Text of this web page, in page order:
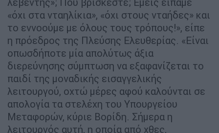
«όχι στα νταηλίκια», «όχι στους νταήδες» και
το εννοούμε με όλους τους τρόπους!», είπε
η πρόεδρος της Πλεύσης Ελευθερίας. «Είναι
οπωσδήποτε μία απολύτως άξια
διερεύνησης σύμπτωση να εξαφανίζεται το
παιδί της μοναδικής εισαγγελικής
λειτουργού, οχτώ μέρες αφού καλούνται σε
απολογία τα στελέχη του Υπουργείου
Μεταφορών, κύριε Βορίδη. Σήμερα η
λειτουργός αυτή, η οποία από χθες,